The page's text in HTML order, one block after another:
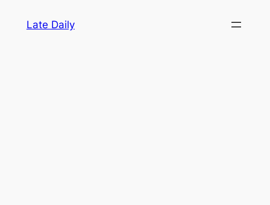
Late Daily